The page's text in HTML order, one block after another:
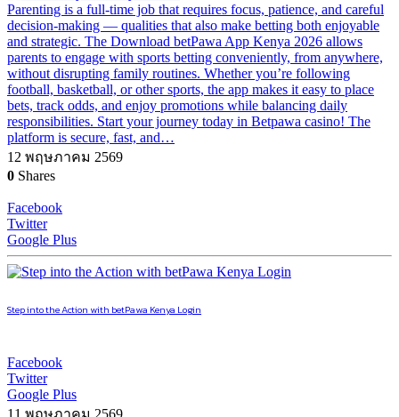
Parenting is a full-time job that requires focus, patience, and careful
decision-making — qualities that also make betting both enjoyable
and strategic. The Download betPawa App Kenya 2026 allows
parents to engage with sports betting conveniently, from anywhere,
without disrupting family routines. Whether you’re following
football, basketball, or other sports, the app makes it easy to place
bets, track odds, and enjoy promotions while balancing daily
responsibilities. Start your journey today in Betpawa casino! The
platform is secure, fast, and…
12 พฤษภาคม 2569
0 Shares
Facebook
Twitter
Google Plus
Step into the Action with betPawa Kenya Login
Facebook
Twitter
Google Plus
11 พฤษภาคม 2569